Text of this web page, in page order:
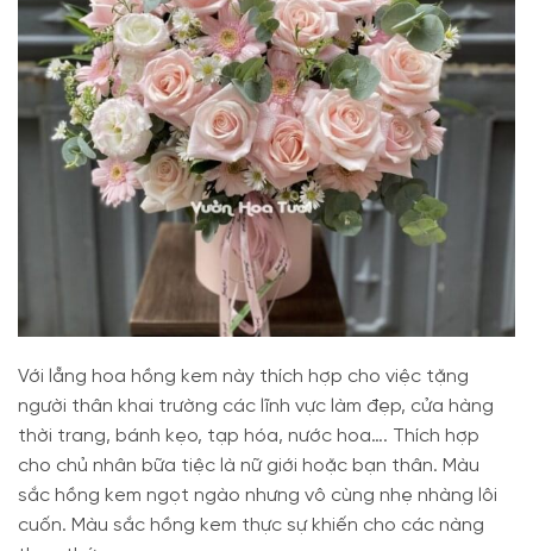
Với lẵng hoa hồng kem này thích hợp cho việc tặng
người thân khai trường các lĩnh vực làm đẹp, cửa hàng
thời trang, bánh kẹo, tạp hóa, nước hoa…. Thích hợp
cho chủ nhân bữa tiệc là nữ giới hoặc bạn thân. Màu
sắc hồng kem ngọt ngào nhưng vô cùng nhẹ nhàng lôi
cuốn. Màu sắc hồng kem thực sự khiến cho các nàng